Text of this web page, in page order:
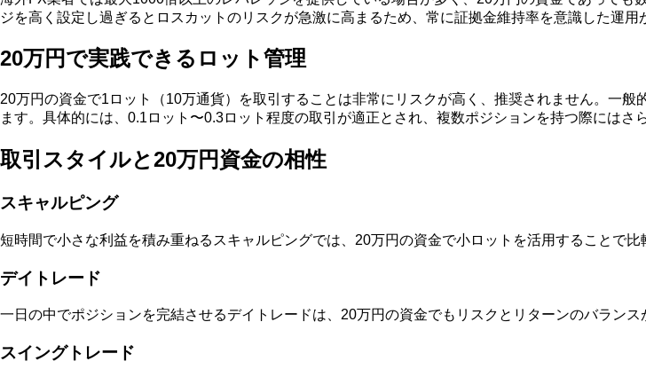
ジを高く設定し過ぎるとロスカットのリスクが急激に高まるため、常に証拠金維持率を意識した運用
20万円で実践できるロット管理
20万円の資金で1ロット（10万通貨）を取引することは非常にリスクが高く、推奨されません。一
ます。具体的には、0.1ロット〜0.3ロット程度の取引が適正とされ、複数ポジションを持つ際にはさ
取引スタイルと20万円資金の相性
スキャルピング
短時間で小さな利益を積み重ねるスキャルピングでは、20万円の資金で小ロットを活用することで比
デイトレード
一日の中でポジションを完結させるデイトレードは、20万円の資金でもリスクとリターンのバラン
スイングトレード